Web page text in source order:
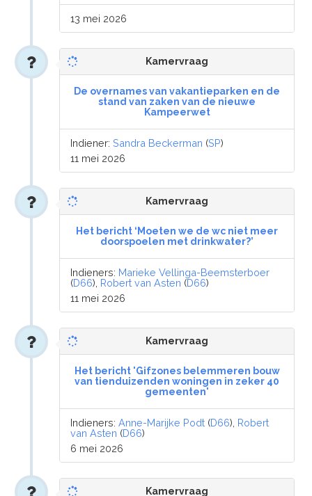
13 mei 2026
Kamervraag
De overnames van vakantieparken en de
stand van zaken van de nieuwe
Kampeerwet
Indiener:Sandra Beckerman (SP)
11 mei 2026
Kamervraag
Het bericht ‘Moeten we de wc niet meer
doorspoelen met drinkwater?’
Indieners: Marieke Vellinga-Beemsterboer
(D66), Robert van Asten (D66)
11 mei 2026
Kamervraag
Het bericht 'Gifzones belemmeren bouw
van tienduizenden woningen in zeker 40
gemeenten'
Indieners:Anne-Marijke Podt (D66), Robert
van Asten (D66)
6 mei 2026
Kamervraag